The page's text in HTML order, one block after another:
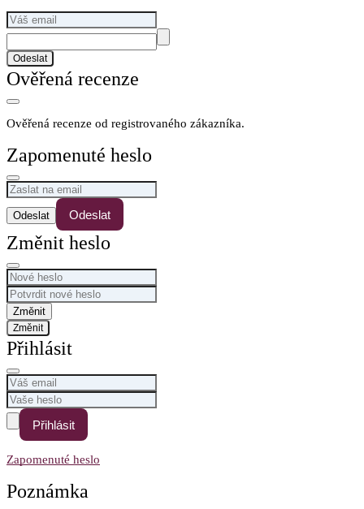
Odeslat
Ověřená recenze
Ověřená recenze od registrovaného zákazníka.
Zapomenuté heslo
Odeslat
Změnit heslo
Změnit
Přihlásit
Přihlásit
Zapomenuté heslo
Poznámka